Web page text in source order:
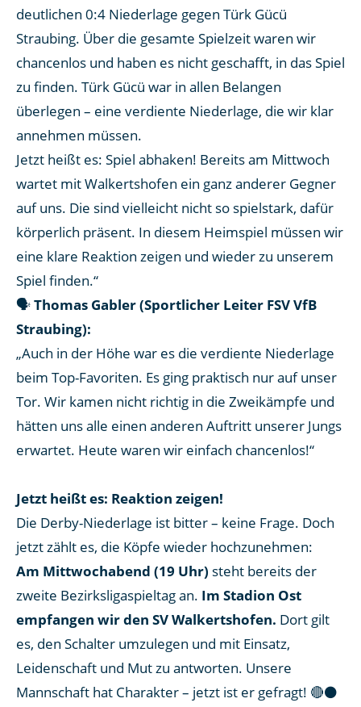
deutlichen 0:4 Niederlage gegen Türk Gücü
Straubing. Über die gesamte Spielzeit waren wir
chancenlos und haben es nicht geschafft, in das Spiel
zu finden. Türk Gücü war in allen Belangen
überlegen – eine verdiente Niederlage, die wir klar
annehmen müssen.
Jetzt heißt es: Spiel abhaken! Bereits am Mittwoch
wartet mit Walkertshofen ein ganz anderer Gegner
auf uns. Die sind vielleicht nicht so spielstark, dafür
körperlich präsent. In diesem Heimspiel müssen wir
eine klare Reaktion zeigen und wieder zu unserem
Spiel finden.“
🗣Thomas Gabler (Sportlicher Leiter FSV VfB
Straubing):
„Auch in der Höhe war es die verdiente Niederlage
beim Top-Favoriten. Es ging praktisch nur auf unser
Tor. Wir kamen nicht richtig in die Zweikämpfe und
hätten uns alle einen anderen Auftritt unserer Jungs
erwartet. Heute waren wir einfach chancenlos!“
Jetzt heißt es: Reaktion zeigen!
Die Derby-Niederlage ist bitter – keine Frage. Doch
jetzt zählt es, die Köpfe wieder hochzunehmen:
Am Mittwochabend (19 Uhr) steht bereits der
zweite Bezirksligaspieltag an. Im Stadion Ost
empfangen wir den SV Walkertshofen. Dort gilt
es, den Schalter umzulegen und mit Einsatz,
Leidenschaft und Mut zu antworten. Unsere
Mannschaft hat Charakter – jetzt ist er gefragt! 🔴⚫